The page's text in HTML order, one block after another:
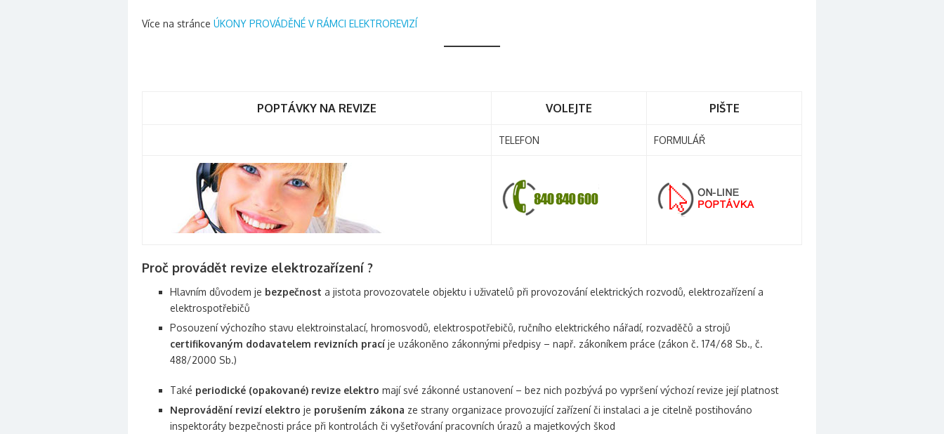
Více na stránce ÚKONY PROVÁDĚNÉ V RÁMCI ELEKTROREVIZÍ
POPTÁVKY NA REVIZE VOLEJTE PIŠTE
TELEFON FORMULÁŘ
Proč provádět revize elektrozařízení ?
Hlavním důvodem je bezpečnost a jistota provozovatele objektu i uživatelů při provozování elektrických rozvodů, elektrozařízení a
elektrospotřebičů
Posouzení výchozího stavu elektroinstalací, hromosvodů, elektrospotřebičů, ručního elektrického nářadí, rozvaděčů a strojů
certifikovaným dodavatelem revizních pracíje uzákoněno zákonnými předpisy – např. zákoníkem práce (zákon č. 174/68 Sb., č.
488/2000 Sb.)
Také periodické (opakované) revize elektro mají své zákonné ustanovení – bez nich pozbývá po vypršení výchozí revize její platnost
Neprovádění revizí elektro je porušením zákona ze strany organizace provozující zařízení či instalaci a je citelně postihováno
inspektoráty bezpečnosti práce při kontrolách či vyšetřování pracovních úrazů a majetkových škod